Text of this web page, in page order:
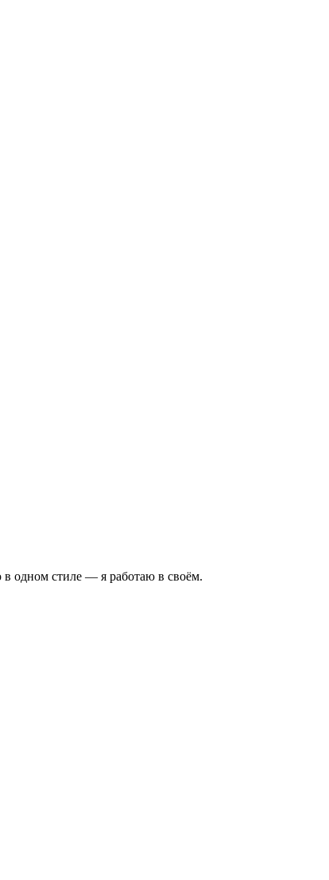
одном стиле — я работаю в своём.